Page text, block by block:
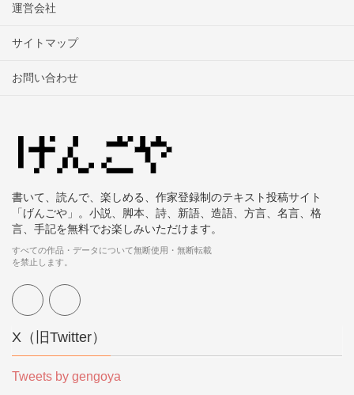
運営会社
サイトマップ
お問い合わせ
書いて、読んで、楽しめる、作家登録制のテキスト投稿サイト
「げんごや」。小説、脚本、詩、新語、造語、方言、名言、格
言、手記を無料でお楽しみいただけます。
すべての作品・データについて無断使用・無断転載
を禁止します。
X（旧Twitter）
Tweets by gengoya